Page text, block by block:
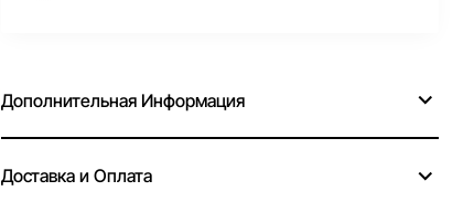
Дополнительная Информация
Доставка и Оплата